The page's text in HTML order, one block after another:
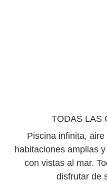
TODAS LAS
Piscina infinita,
habitaciones amplias
con vistas al mar.
disfrutar de